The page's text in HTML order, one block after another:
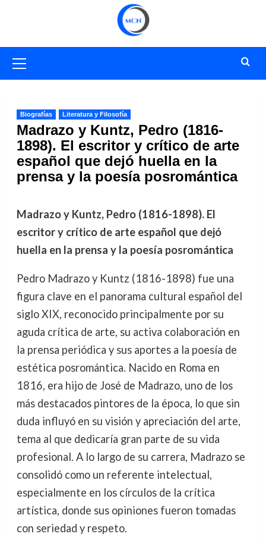
primario
Biografías Literatura y Filosofía
Madrazo y Kuntz, Pedro (1816-
1898). El escritor y crítico de arte
español que dejó huella en la
prensa y la poesía posromántica
Madrazo y Kuntz, Pedro (1816-1898). El
escritor y crítico de arte español que dejó
huella en la prensa y la poesía posromántica
Pedro Madrazo y Kuntz (1816-1898) fue una
figura clave en el panorama cultural español del
siglo XIX, reconocido principalmente por su
aguda crítica de arte, su activa colaboración en
la prensa periódica y sus aportes a la poesía de
estética posromántica. Nacido en Roma en
1816, era hijo de José de Madrazo, uno de los
más destacados pintores de la época, lo que sin
duda influyó en su visión y apreciación del arte,
tema al que dedicaría gran parte de su vida
profesional. A lo largo de su carrera, Madrazo se
consolidó como un referente intelectual,
especialmente en los círculos de la crítica
artística, donde sus opiniones fueron tomadas
con seriedad y respeto.